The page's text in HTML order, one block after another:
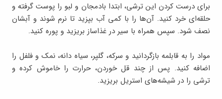
برای درست کردن این ترشی، ابتدا بادمجان و لبو را پوست گرفته و
حلقه‌ای خرد کنید. آن‌ها را با کمی آب بپزید تا نرم شوند و آبشان
نصف شود. سپس همراه با سیر در غذاساز بریزید و پوره کنید.
مواد را به قابلمه بازگردانید و سرکه، گلپر، سیاه دانه، نمک و فلفل را
اضافه کنید. پس از چند قل خوردن، حرارت را خاموش کرده و
ترشی را در شیشه‌های استریل بریزید.